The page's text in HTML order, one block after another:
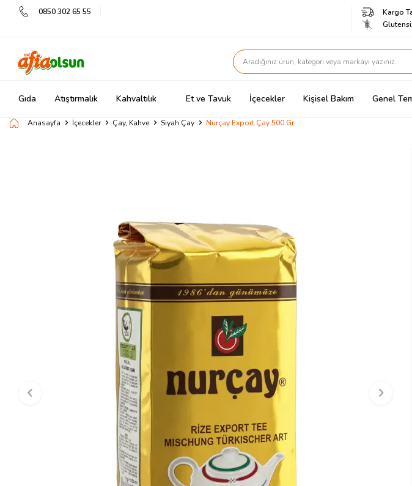
0850 302 65 55 Kargo
Gıda Atıştırmalık Kahvaltılık Et ve Tavuk İçecekler Kişisel Bakım Genel
Anasayfa İçecekler Çay, Kahve Siyah Çay Nurçay Export Çay 500 Gr